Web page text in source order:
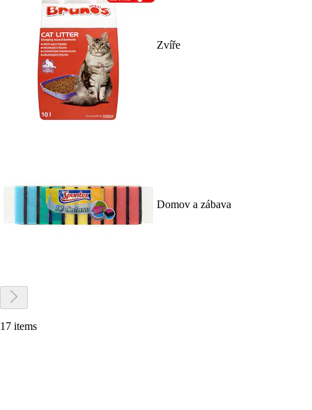
Zvíře
Domov a zábava
17 items